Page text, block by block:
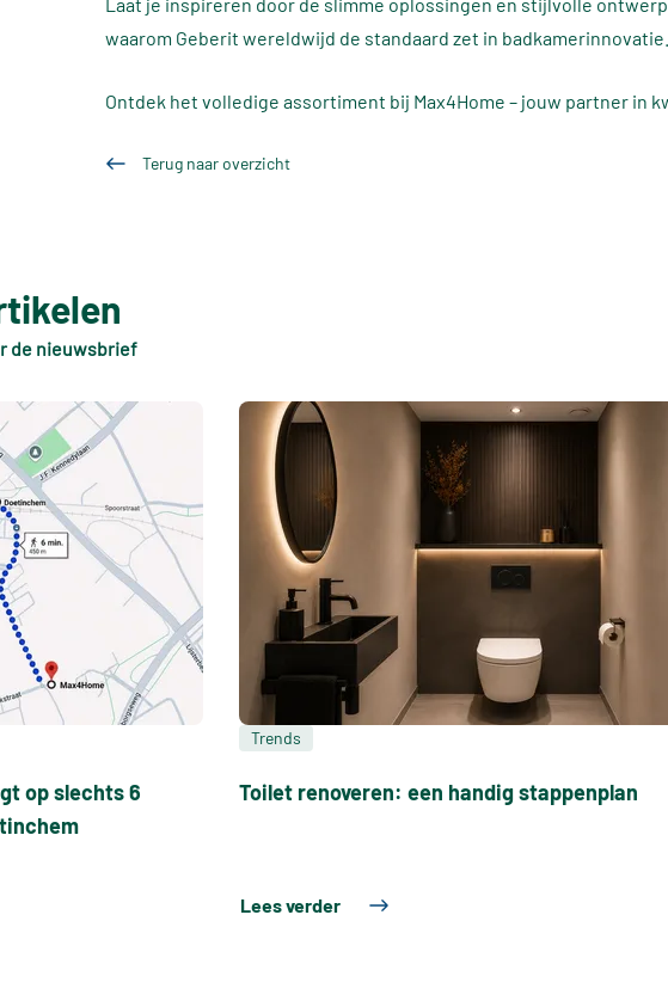
waarom Geberit wereldwijd de standaard zet in badkamerinnovatie.
Ontdek het volledige assortiment bij Max4Home – jouw partner in
Terug naar overzicht
de nieuwsbrief
op slechts 6
Trends
Toilet renoveren: een handig stappenplan
Lees verder